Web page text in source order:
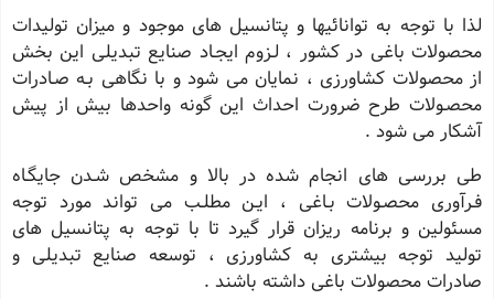
لذا با توجه به توانائیها و پتانسیل های موجود و میزان تولیدات
محصولات باغی در کشور ، لـزوم ایجـاد صنایع تبدیلی این بخش
از محصولات کشاورزی ، نمایان می شود و با نگاهی بـه صـادرات
محصـولات طرح ضرورت احداث این گونه واحدها بیش از پیش
آشکار می شود .
طی بررسی های انجام شده در بالا و مشخص شـدن جایگـاه
فـرآوری محصـولات بـاغی ، ایـن مطلـب می تواند مورد توجه
مسئولین و برنامه ریزان قرار گیرد تا با توجه به پتانسیل های
تولید توجه بیشتری به کشاورزی ، توسعه صنایع تبدیلی و
صادرات محصولات باغی داشته باشند .